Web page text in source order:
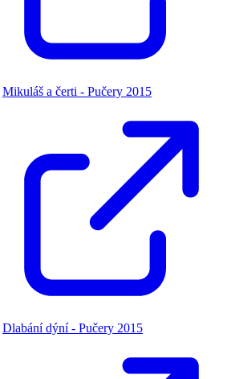
Mikuláš a čerti - Pučery 2015
Dlabání dýní - Pučery 2015